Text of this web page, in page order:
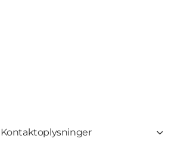
Kontaktoplysninger